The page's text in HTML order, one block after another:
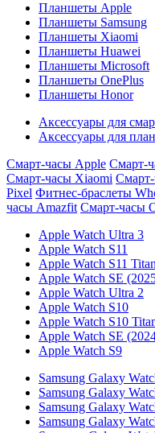
Планшеты Apple
Планшеты Samsung
Планшеты Xiaomi
Планшеты Huawei
Планшеты Microsoft
Планшеты OnePlus
Планшеты Honor
Аксессуары для
Аксессуары для
Смарт-часы Apple Смарт-
Смарт-часы Xiaomi
Pixel Фитнес-браслеты
часы Amazfit Смарт-часы
Apple Watch Ultra 3
Apple Watch S11
Apple Watch S11
Apple Watch SE
Apple Watch Ultra 2
Apple Watch S10
Apple Watch S10
Apple Watch SE
Apple Watch S9
Samsung Galaxy
Samsung Galaxy
Samsung Galaxy
Samsung Galaxy